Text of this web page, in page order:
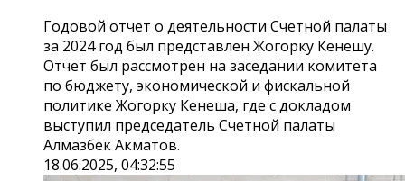
Годовой отчет о деятельности Счетной палаты
за 2024 год был представлен Жогорку Кенешу.
Отчет был рассмотрен на заседании комитета
по бюджету, экономической и фискальной
политике Жогорку Кенеша, где с докладом
выступил председатель Счетной палаты
Алмазбек Акматов.
18.06.2025, 04:32:55